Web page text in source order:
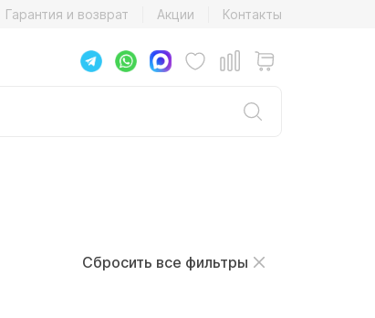
Гарантия и возврат Акции Контакты
Сбросить все фильтры